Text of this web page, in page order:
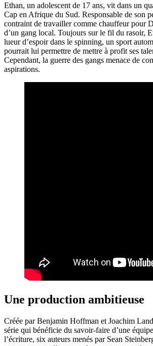
Ethan, un adolescent de 17 ans, vit dans un
Cap en Afrique du Sud. Responsable de son
contraint de travailler comme chauffeur pour
d’un gang local. Toujours sur le fil du rasoir,
lueur d’espoir dans le spinning, un sport
pourrait lui permettre de mettre à profit ses
Cependant, la guerre des gangs menace de
aspirations.
Une production ambitieuse
Créée par Benjamin Hoffman et Joachim
série qui bénéficie du savoir-faire d’une
l’écriture, six auteurs menés par Sean